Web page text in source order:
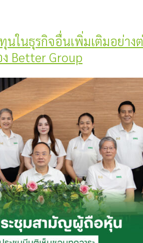
นในธุรกิจอื่นเพิ่มเติมอย่
Better Group